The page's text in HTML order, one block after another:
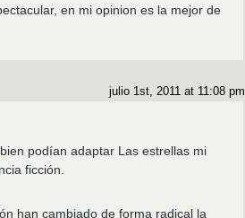
en mi opinion es la mejor de
julio 1st, 2011 at 11:08 pm
podían adaptar Las estrellas mi
ficción.
han cambiado de forma radical la